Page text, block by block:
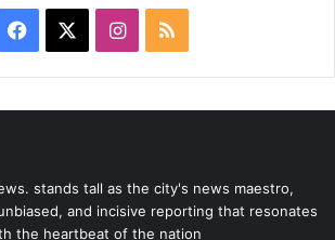
Facebook Instagram
RSS
stands tall as the city's news maestro,
and incisive reporting that resonates
the heartbeat of the nation